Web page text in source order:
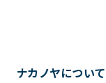
ナカノヤについて